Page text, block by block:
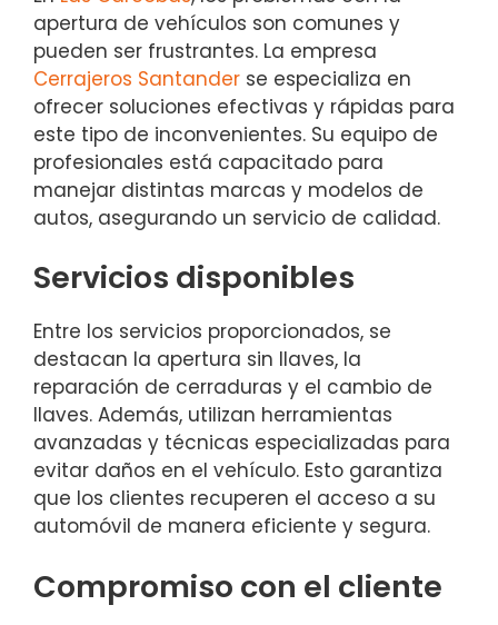
apertura de vehículos son comunes y
pueden ser frustrantes. La empresa
Cerrajeros Santander se especializa en
ofrecer soluciones efectivas y rápidas para
este tipo de inconvenientes. Su equipo de
profesionales está capacitado para
manejar distintas marcas y modelos de
autos, asegurando un servicio de calidad.
Servicios disponibles
Entre los servicios proporcionados, se
destacan la apertura sin llaves, la
reparación de cerraduras y el cambio de
llaves. Además, utilizan herramientas
avanzadas y técnicas especializadas para
evitar daños en el vehículo. Esto garantiza
que los clientes recuperen el acceso a su
automóvil de manera eficiente y segura.
Compromiso con el cliente